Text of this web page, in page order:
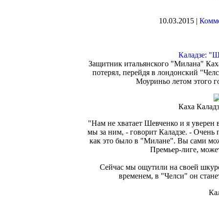
10.03.2015 |
Каладзе:
Защитник итальянского "Милана"
потерял, перейдя в лондонский
Моуриньо летом этого
Каха
"Нам не хватает Шевченко и я
мы за ним, - говорит Каладзе. - Очень
как это было в "Милане". Вы сами
Премьер-лиге,
Сейчас мы ощутили на своей
временем, в "Челси" он